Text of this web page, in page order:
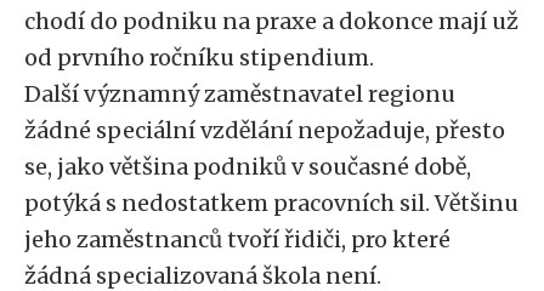
chodí do podniku na praxe a dokonce mají už
od prvního ročníku stipendium.
Další významný zaměstnavatel regionu
žádné speciální vzdělání nepožaduje, přesto
se, jako většina podniků v současné době,
potýká s nedostatkem pracovních sil. Většinu
jeho zaměstnanců tvoří řidiči, pro které
žádná specializovaná škola není.